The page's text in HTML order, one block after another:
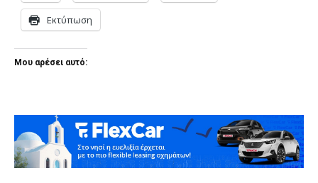
Εκτύπωση
Μου αρέσει αυτό: